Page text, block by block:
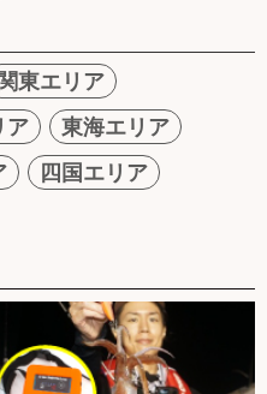
関東エリア
ア
東海エリア
四国エリア